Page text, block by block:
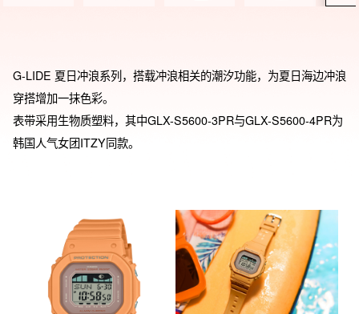
G-LIDE 夏日冲浪系列，搭载冲浪相关的潮汐功能，为夏日海边冲浪
穿搭增加一抹色彩。
表带采用生物质塑料，其中GLX-S5600-3PR与GLX-S5600-4PR为
韩国人气女团ITZY同款。